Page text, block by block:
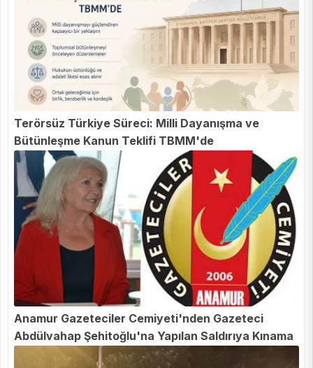
Terörsüz Türkiye Süreci: Milli Dayanışma ve
Bütünleşme Kanun Teklifi TBMM'de
Anamur Gazeteciler Cemiyeti'nden Gazeteci
Abdülvahap Şehitoğlu'na Yapılan Saldırıya Kınama